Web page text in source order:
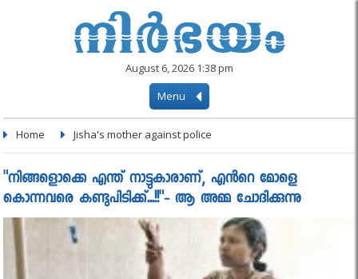
August 6, 2026 1:38 pm
Menu
Home Jisha's mother against police
"നിങ്ങളൊക്കെ എന്ത് നാട്ടുകാരാണ്, എൻറെ മോളെ
കൊന്നവരെ കണ്ടുപിടിക്ക്...!!"- ആ അമ്മ ചോദിക്കുന്നു